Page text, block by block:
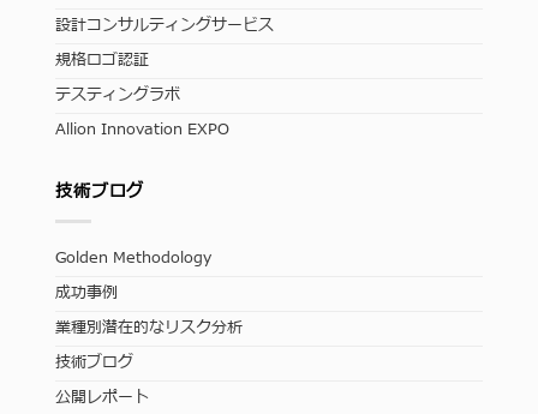
設計コンサルティングサービス
規格ロゴ認証
テスティングラボ
Allion Innovation EXPO
技術ブログ
Golden Methodology
成功事例
業種別潜在的なリスク分析
技術ブログ
公開レポート